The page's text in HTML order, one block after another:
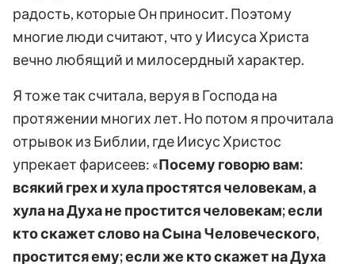
радость, которые Он приносит. Поэтому
многие люди считают, что у Иисуса Христа
вечно любящий и милосердный характер.
Я тоже так считала, веруя в Господа на
протяжении многих лет. Но потом я прочитала
отрывок из Библии, где Иисус Христос
упрекает фарисеев: «Посему говорю вам:
всякий грех и хула простятся человекам, а
хула на Духа не простится человекам; если
кто скажет слово на Сына Человеческого,
простится ему; если же кто скажет на Духа